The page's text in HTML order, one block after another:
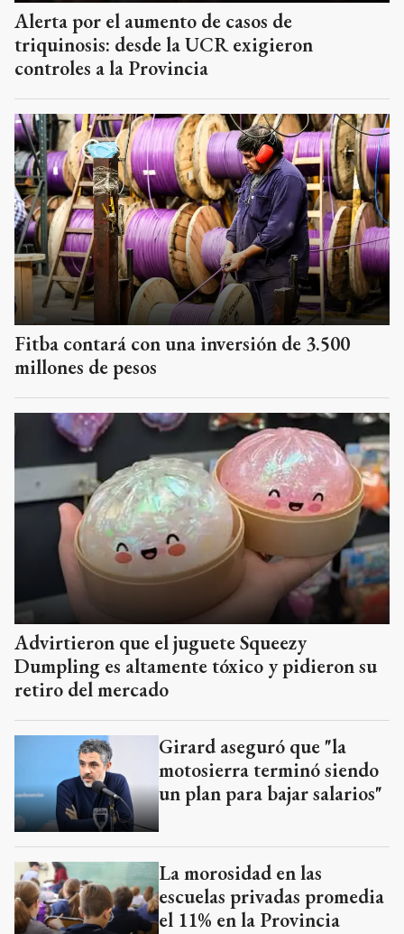
Alerta por el aumento de casos de
triquinosis: desde la UCR exigieron
controles a la Provincia
Fitba contará con una inversión de 3.500
millones de pesos
Advirtieron que el juguete Squeezy
Dumpling es altamente tóxico y pidieron su
retiro del mercado
Girard aseguró que "la
motosierra terminó siendo
un plan para bajar salarios"
La morosidad en las
escuelas privadas promedia
el 11% en la Provincia